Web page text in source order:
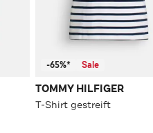
-65%* Sale
TOMMY HILFIGER
T-Shirt gestreift